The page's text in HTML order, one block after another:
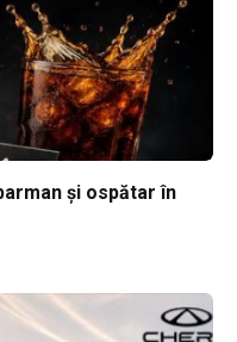
și ospătar în